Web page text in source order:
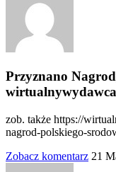
Przyznano
zob. także https://
nagrod-polskiego-
Zobacz komentarz 21